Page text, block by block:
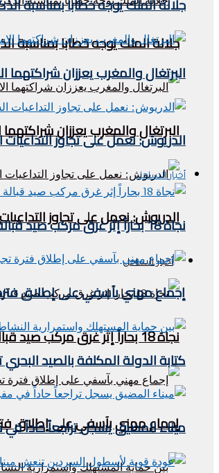
جلالة الملك يوجه خطابا بمناسبة الذكرى 26 لعيد
البرتغال والمغرب يعززان
الدريوش: نعمل على تجاوز
أخبار الساحل
نجاة 18 بحاراً إثر غرق مركب صيد قبالة سواحل الداخلة
إجماع مهني بآسفي على إطلاق
جلالة الملك يوجه خطابا بمناسبة الذكرى 26 لعيد العرش
البرتغال والمغرب يعززان شراكتهما
الدريوش: نعمل على تجاوز
أخبار الساحل
نجاة 18 بحاراً إثر غرق مركب صيد قبالة سواحل الداخلة
إجماع مهني بآسفي على إطلاق
كتابة الدولة المكلفة بالصيد
ميناء المضيق يسجل تراجعاً حاداً في مفرغات الصيد خلال